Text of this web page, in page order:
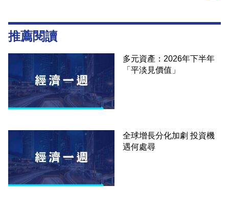
推薦閱讀
多元資產：2026年下半年
「平淡見價值」
全球增長分化加劇 投資機
遇何處尋